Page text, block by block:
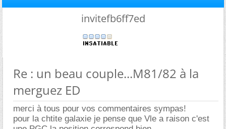
invitefb6ff7ed
Re : un beau couple...M81/82 à la
merguez ED
merci à tous pour vos commentaires sympas!
pour la chtite galaxie je pense que Vle a raison c'est